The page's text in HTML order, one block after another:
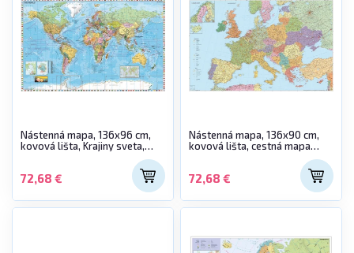
Nástenná mapa, 136x96 cm,
kovová lišta, Krajiny sveta,
72,68 €
Nástenná mapa, 136x90 cm,
kovová lišta, cestná mapa
Európy, STIEFEL - výrobok v AJ
72,68 €